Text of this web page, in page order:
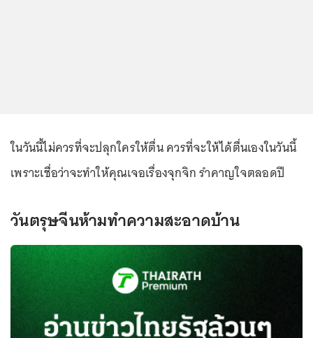
ในวันนี้ไม่ควรที่จะปลุกใครให้ตื่น ควรที่จะให้ได้ตื่นเองในวันนี้
เพราะเชื่อว่าจะทำให้คุณเจอเรื่องจุกจิก รำคาญใจตลอดปี
วันตรุษจีนห้ามทำความสะอาดบ้าน